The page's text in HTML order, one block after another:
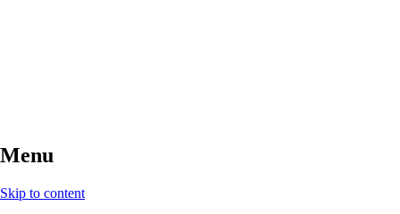
Menu
Skip to content